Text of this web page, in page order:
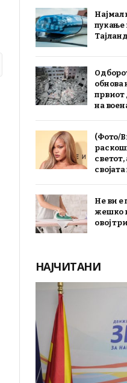
пукање
Тајланд
обнова
првиот
на
(Фото/
светот,
Не ви е
жешко
овој
НАЈЧИТАНИ